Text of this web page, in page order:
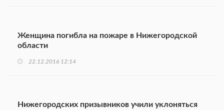
Женщина погибла на пожаре в Нижегородской
области
22.12.2016 12:14
Нижегородских призывников учили уклоняться